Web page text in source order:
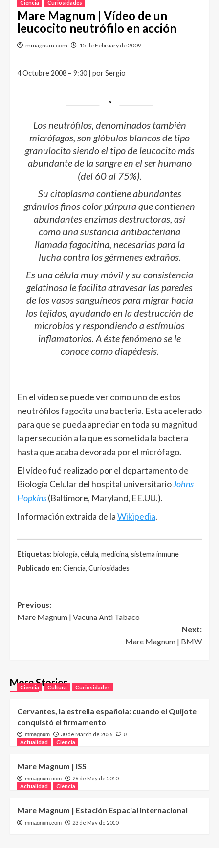
Ciencia Curiosidades
Mare Magnum | Vídeo de un
leucocito neutrófilo en acción
mmagnum.com 15 de February de 2009
4 Octubre 2008 – 9:30 | por Sergio
Los neutrófilos, denominados también
micrófagos, son glóbulos blancosde tipo
granulocitosiendo el tipo de leucocitomás
abundante de la sangre en el ser humano
(del 60 al 75%).
Su citoplasmacontiene abundantes
gránulos finos color púrpura que contienen
abundantesenzimasdestructoras, así
como una sustancia antibacteriana
llamada fagocitina, necesarias para la
lucha contra los gérmenes extraños.
Es una célula muy móvil y su consistencia
gelatinosa le facilita atravesar las paredes
de los vasos sanguíneospara migrar hacia
los tejidos, ayudando en la destrucción de
microbios y respondiendo a estímulos
inflamatorios. A éste fenómeno se le
conoce comodiapédesis.
En el vídeo se puede ver como uno de estos
neutrófilos fagocita una bacteria. Esta acelerado
para que se pueda apreciar en toda su magnitud
la persecución a la que es sometida la bactera
hasta que acaba devorada por el micrófago.
El vídeo fué realizado por el departamento de
Biología Celular del hospital universitarioJohns
Hopkins(Baltimore, Maryland, EE.UU.).
Información extraida de laWikipedia.
Etiquetas: biología, célula, medicina, sistema inmune
Publicado en: Ciencia, Curiosidades
Post
navigation
Previous:
Mare Magnum | Vacuna Anti Tabaco
Next:
Mare Magnum | BMW
More Stories
Ciencia Cultura Curiosidades
Cervantes, la estrella española: cuando el Quijote
conquistó el firmamento
mmagnum 30 de March de 2026 0
Actualidad Ciencia
Mare Magnum | ISS
mmagnum.com
26 de May de 2010
Actualidad
Ciencia
Mare Magnum | Estación Espacial Internacional
mmagnum.com 23 de May de 2010